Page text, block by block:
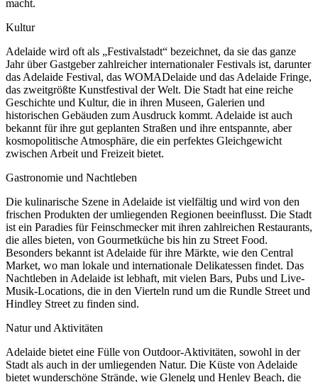
macht.
Kultur
Adelaide wird oft als „Festivalstadt“ bezeichnet, da sie das ganze
Jahr über Gastgeber zahlreicher internationaler Festivals ist, darunter
das Adelaide Festival, das WOMADelaide und das Adelaide Fringe,
das zweitgrößte Kunstfestival der Welt. Die Stadt hat eine reiche
Geschichte und Kultur, die in ihren Museen, Galerien und
historischen Gebäuden zum Ausdruck kommt. Adelaide ist auch
bekannt für ihre gut geplanten Straßen und ihre entspannte, aber
kosmopolitische Atmosphäre, die ein perfektes Gleichgewicht
zwischen Arbeit und Freizeit bietet.
Gastronomie und Nachtleben
Die kulinarische Szene in Adelaide ist vielfältig und wird von den
frischen Produkten der umliegenden Regionen beeinflusst. Die Stadt
ist ein Paradies für Feinschmecker mit ihren zahlreichen Restaurants,
die alles bieten, von Gourmetküche bis hin zu Street Food.
Besonders bekannt ist Adelaide für ihre Märkte, wie den Central
Market, wo man lokale und internationale Delikatessen findet. Das
Nachtleben in Adelaide ist lebhaft, mit vielen Bars, Pubs und Live-
Musik-Locations, die in den Vierteln rund um die Rundle Street und
Hindley Street zu finden sind.
Natur und Aktivitäten
Adelaide bietet eine Fülle von Outdoor-Aktivitäten, sowohl in der
Stadt als auch in der umliegenden Natur. Die Küste von Adelaide
bietet wunderschöne Strände, wie Glenelg und Henley Beach, die